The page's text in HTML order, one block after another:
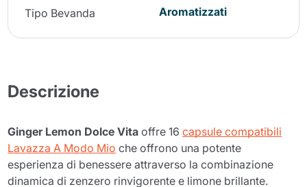
Tipo Bevanda Aromatizzati
Descrizione
Ginger Lemon Dolce Vita offre 16capsule compatibili
Lavazza A Modo Mio che offrono una potente
esperienza di benessere attraverso la combinazione
dinamica di zenzero rinvigorente e limone brillante.